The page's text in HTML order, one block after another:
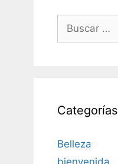
Buscar:
Categorías
Belleza
bienvenida